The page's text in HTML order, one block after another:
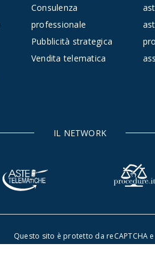
Consulenza
professionale
Pubblicità strategica
Vendita telematica
IL NETWORK
Questo sito è protetto da reCAPTCHA